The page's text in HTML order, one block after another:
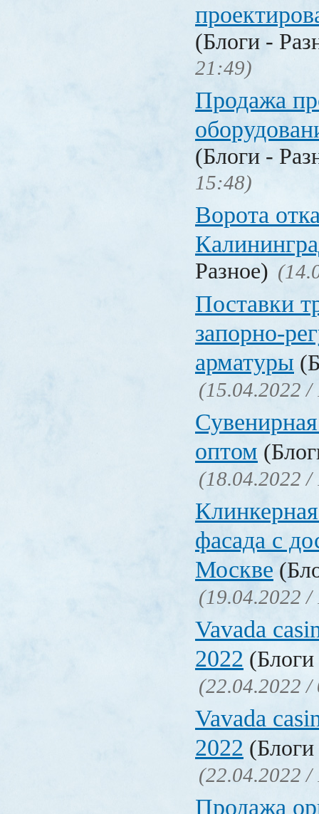
(Блоги -
21:49)
Продажа
(Блоги -
15:48)
Ворота
Разное)
Поставки
запорно-
арматуры
(15.04.2022 /
оптом
(18.04.2022 /
фасада с
Москве
(19.04.2022 /
Vavada
2022
(22.04.2022 /
Vavada
2022
(22.04.2022 /
Продажа